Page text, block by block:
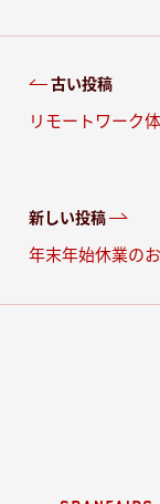
古い投稿
リモートワーク
新しい投稿
年末年始休業の